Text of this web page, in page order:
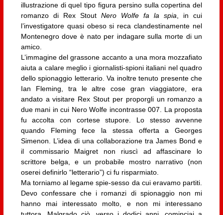
illustrazione di quel tipo figura persino sulla copertina del
romanzo di Rex Stout Nero Wolfe fa la spia , in cui
l’investigatore quasi obeso si reca clandestinamente nel
Montenegro dove è nato per indagare sulla morte di un
amico.
L’immagine del grassone accanto a una mora mozzafiato
aiuta a calare meglio i giornalisti-spioni italiani nel quadro
dello spionaggio letterario. Va inoltre tenuto presente che
Ian Fleming, tra le altre cose gran viaggiatore, era
andato a visitare Rex Stout per proporgli un romanzo a
due mani in cui Nero Wolfe incontrasse 007. La proposta
fu accolta con cortese stupore. Lo stesso avvenne
quando Fleming fece la stessa offerta a Georges
Simenon. L’idea di una collaborazione tra James Bond e
il commissario Maigret non riuscì ad affascinare lo
scrittore belga, e un probabile mostro narrativo (non
oserei definirlo “letterario”) ci fu risparmiato.
Ma torniamo al legame spie-sesso da cui eravamo partiti.
Devo confessare che i romanzi di spionaggio non mi
hanno mai interessato molto, e non mi interessano